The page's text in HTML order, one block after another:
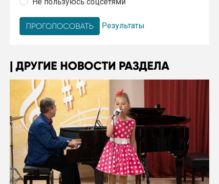
Результаты
ДРУГИЕ НОВОСТИ РАЗДЕЛА